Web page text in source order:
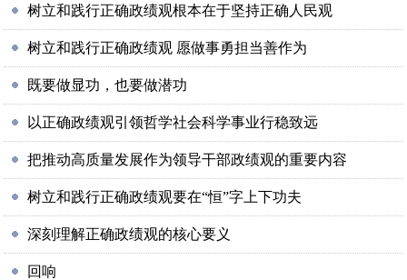
树立和践行正确政绩观根本在于坚持正确人民观
树立和践行正确政绩观 愿做事勇担当善作为
既要做显功，也要做潜功
以正确政绩观引领哲学社会科学事业行稳致远
把推动高质量发展作为领导干部政绩观的重要内容
树立和践行正确政绩观要在“恒”字上下功夫
深刻理解正确政绩观的核心要义
回响